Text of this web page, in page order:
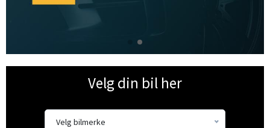
Velg din bil her
Velg bilmerke